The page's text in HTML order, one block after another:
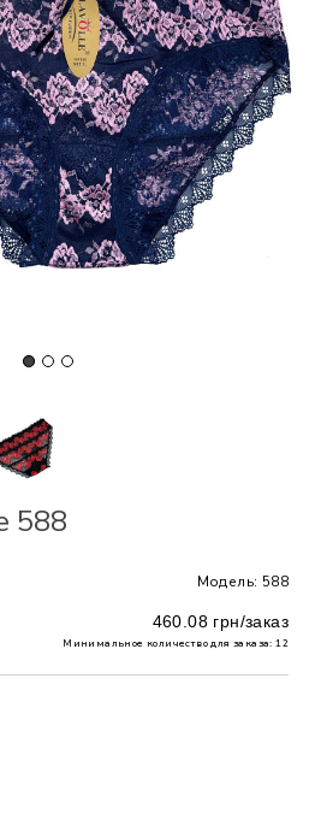
588
Модель: 588
460.08 грн/заказ
Минимальное количество для заказа: 12